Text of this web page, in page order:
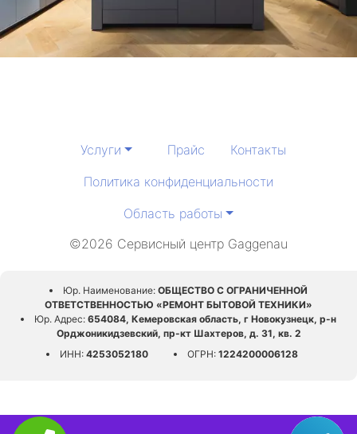
Услуги Прайс
Контакты
Политика конфиденциальности
Область работы
©2026 Сервисный центр Gaggenau
Юр. Наименование: ОБЩЕСТВО С ОГРАНИЧЕННОЙ
ОТВЕТСТВЕННОСТЬЮ «РЕМОНТ БЫТОВОЙ ТЕХНИКИ»
Юр. Адрес: 654084, Кемеровская область, г Новокузнецк, р-н
Орджоникидзевский, пр-кт Шахтеров, д. 31, кв. 2
ИНН: 4253052180 ОГРН: 1224200006128